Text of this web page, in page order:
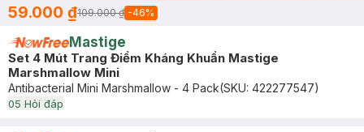
59.000 ₫109.000 ₫ -46%
Mastige
Set 4 Mút Trang Điểm Kháng Khuẩn Mastige
Marshmallow Mini
Antibacterial Mini Marshmallow - 4 Pack(SKU: 422277547)
05 Hỏi đáp